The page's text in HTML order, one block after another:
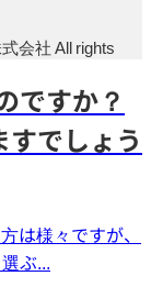
会社 All rights
ですか？
でしょう
は様々ですが、
ぶ...